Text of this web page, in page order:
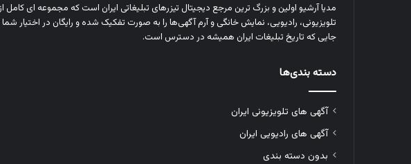
مدیا آرشیو اولین و بزرگ‌ ترین مرجع دیجیتال تیزرهای تبلیغاتی ایران است که مجموعه‌ ای کامل
تلویزیونی، رادیویی، نمایش خانگی و آرم‌ آگهی‌ها را به‌ صورت تفکیک‌ شده و رایگان در اختیار
جایی که تاریخ تبلیغات ایران همیشه در دسترس است.
دسته بندی‌ها
آگهی های تلویزیونی ایران
آگهی های رادیویی ایران
بدون دسته بندی